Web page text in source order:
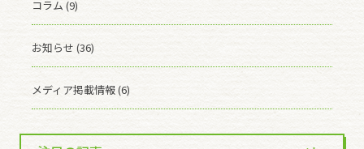
コラム (9)
お知らせ (36)
メディア掲載情報 (6)